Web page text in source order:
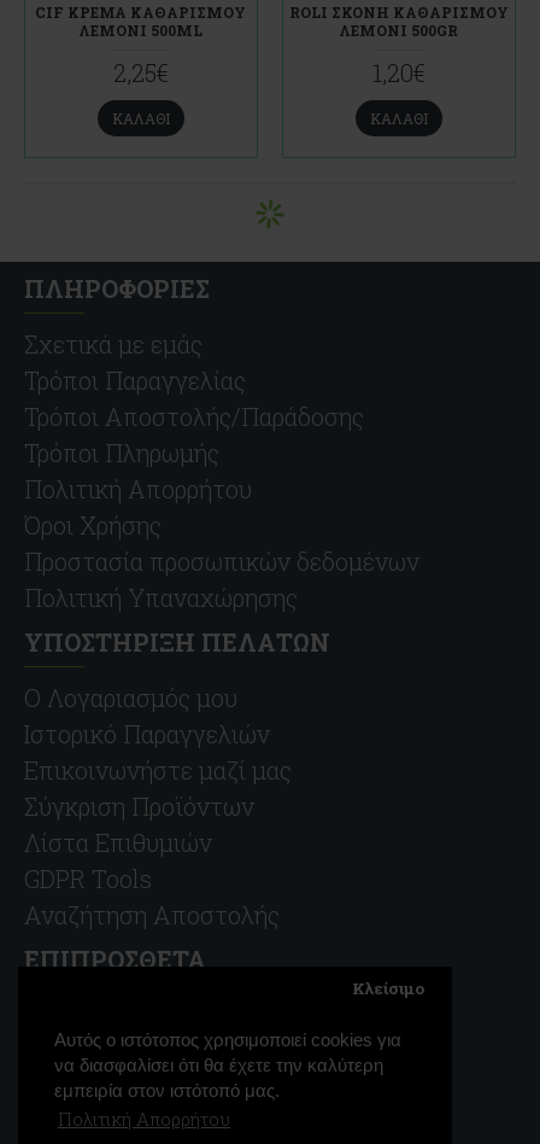
Αυτός ο ιστότοπος χρησιμοποιεί cookies για
να διασφαλίσει ότι θα έχετε την καλύτερη
εμπειρία στον ιστότοπό μας.
Πολιτική Απορρήτου
Κλείσιμο
CIF ΚΡΕΜΑ ΚΑΘΑΡΙΣΜΟΥ
ΛΕΜΟΝΙ 500ML
2,25€
ΚΑΛΆΘΙ
ROLI ΣΚΟΝΗ ΚΑΘΑΡΙΣΜΟΥ
ΛΕΜΟΝΙ 500GR
1,20€
ΚΑΛΆΘΙ
ΠΛΗΡΟΦΟΡΙΕΣ
Σχετικά με εμάς
Τρόποι Παραγγελίας
Τρόποι Αποστολής/Παράδοσης
Τρόποι Πληρωμής
Πολιτική Απορρήτου
Όροι Χρήσης
Προστασία προσωπικών δεδομένων
Πολιτική Υπαναχώρησης
ΥΠΟΣΤΗΡΙΞΗ ΠΕΛΑΤΩΝ
O Λογαριασμός μου
Ιστορικό Παραγγελιών
Επικοινωνήστε μαζί μας
Σύγκριση Προϊόντων
Λίστα Επιθυμιών
GDPR Tools
Αναζήτηση Αποστολής
ΕΠΙΠΡΟΣΘΕΤΑ
Χάρτης Ιστοτόπου
Ευρετήριο Κατασκευαστών
Επικοινωνία